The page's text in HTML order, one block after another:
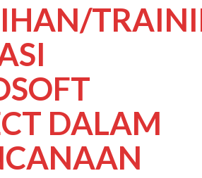
DALAM